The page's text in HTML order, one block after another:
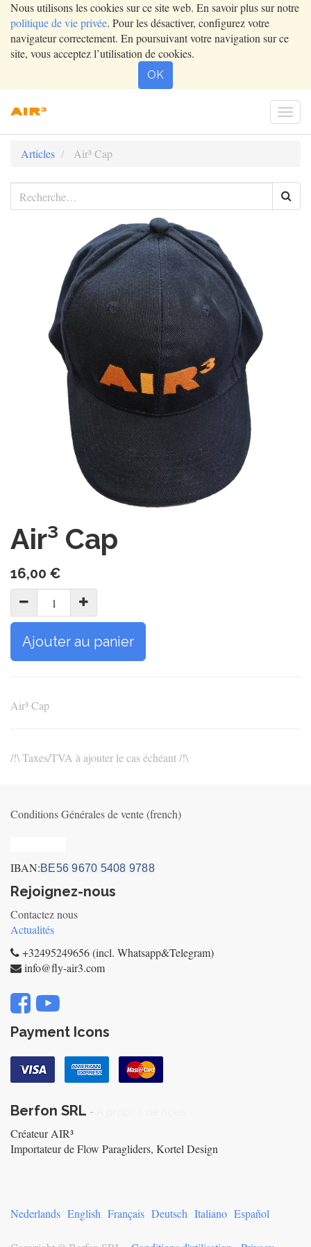
Nous utilisons les cookies sur ce site web. En savoir plus sur notre
politique de vie privée. Pour les désactiver, configurez votre
navigateur correctement. En poursuivant votre navigation sur ce
site, vous acceptez l’utilisation de cookies.
OK
Articles Air³ Cap
Air³ Cap
16,00 €
Ajouter au panier
Air³ Cap
/!\ Taxes/TVA à ajouter le cas échéant /!\
Conditions Générales de vente (french)
IBAN:BE56 9670 5408 9788
Rejoignez-nous
Contactez nous
Actualités
+32495249656 (incl. Whatsapp&Telegram)
info@fly-air3.com
Payment Icons
Berfon SRL -
Créateur AIR³
Importateur de Flow Paragliders, Kortel Design
Nederlands English Français Deutsch Italiano Español